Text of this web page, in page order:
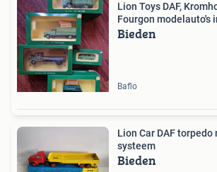
Lion Toys DAF,
Fourgon modelauto's
Bieden
Baflo
Lion Car DAF torpedo met los/vast
systeem
Bieden